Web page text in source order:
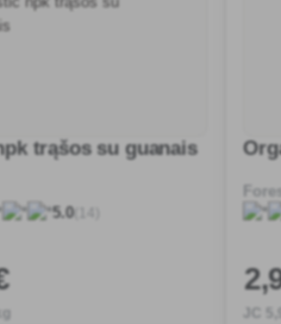
trąšos su guanais
5.0(14)
2